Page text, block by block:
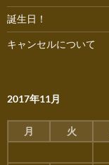
誕生日！
キャンセルについて
2017年11月
月 火